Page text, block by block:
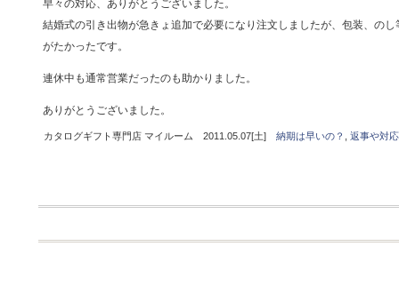
早々の対応、ありがとうございました。
結婚式の引き出物が急きょ追加で必要になり注文しましたが、包装、の
がたかったです。
連休中も通常営業だったのも助かりました。
ありがとうございました。
カタログギフト専門店 マイルーム 2011.05.07[土] 納期は早いの？ 返事や対